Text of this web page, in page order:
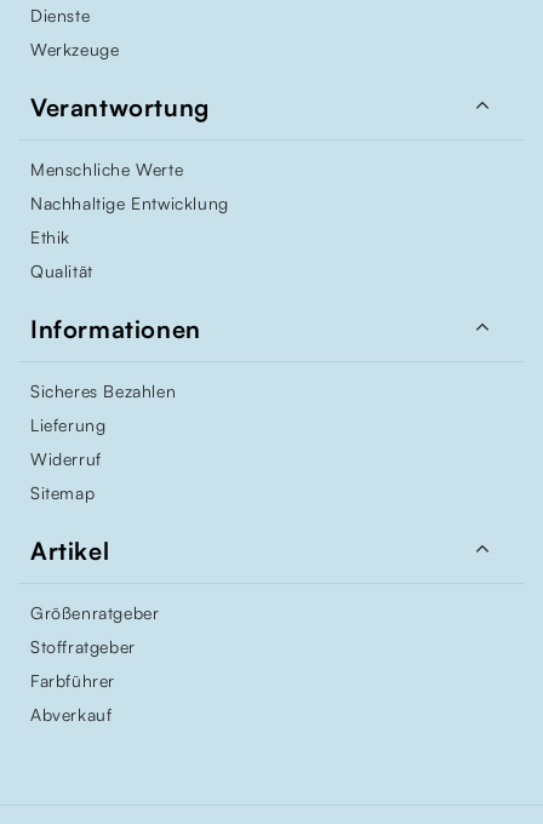
Dienste
Werkzeuge
Verantwortung 
Menschliche Werte
Nachhaltige Entwicklung
Ethik
Qualität
Informationen 
Sicheres Bezahlen
Lieferung
Widerruf
Sitemap
Artikel 
Größenratgeber
Stoffratgeber
Farbführer
Abverkauf